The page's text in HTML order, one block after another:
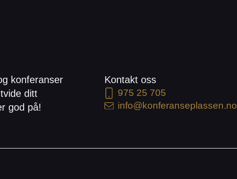
konferanser
ditt
god på!
Kontakt oss
975 25 705
info@konferanseplassen.no